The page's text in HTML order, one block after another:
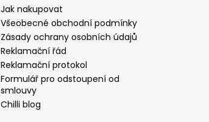
Jak nakupovat
Všeobecné obchodní podmínky
Zásady ochrany osobních údajů
Reklamační řád
Reklamační protokol
Formulář pro odstoupení od
smlouvy
Chilli blog